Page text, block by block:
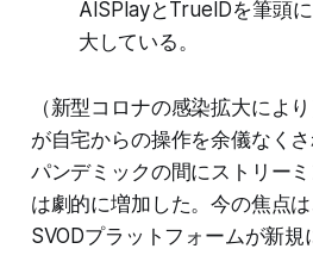
AISPlayとTrueIDを筆頭
大している。
（新型コロナの感染拡大によ
が自宅からの操作を余儀なく
パンデミックの間にストリー
は劇的に増加した。今の焦点
SVODプラットフォームが新